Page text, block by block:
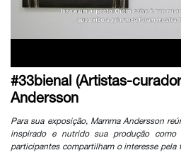
#33bienal (Artistas-
Andersson
Para sua exposição, Mamma Andersson
inspirado e nutrido sua produção
participantes compartilham o interesse pela